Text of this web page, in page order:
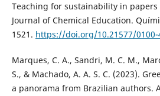
Teaching for sustainability in
Journal of Chemical Education.
1521. https://doi.org/10.21577/0100-
Marques, C. A., Sandri, M. C. M.,
S., & Machado, A. A. S. C. (2023).
a panorama from Brazilian authors.